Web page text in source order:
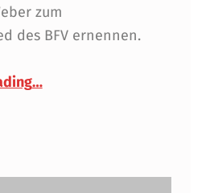
zum
des BFV ernennen.
…